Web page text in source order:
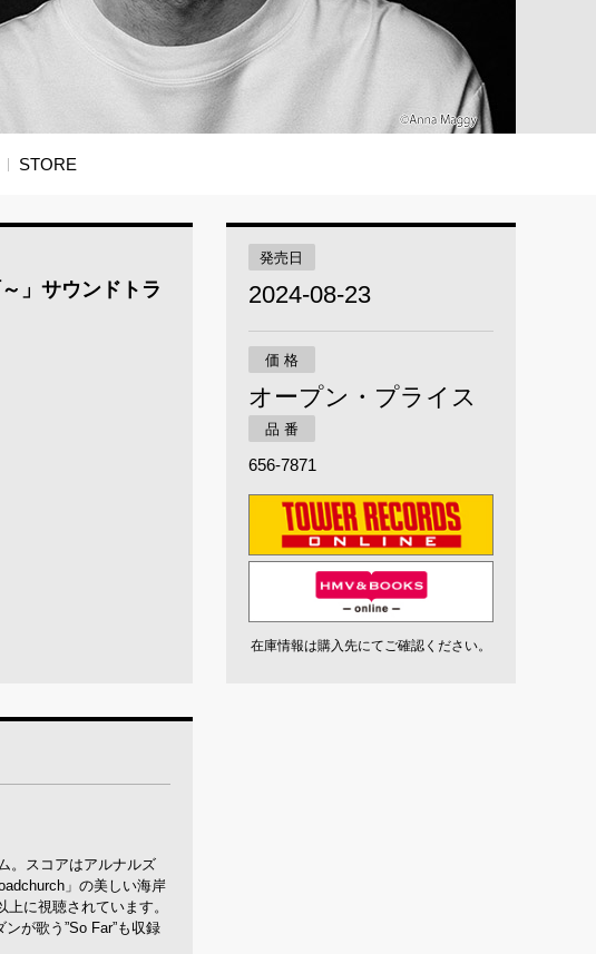
STORE
」サウンドトラ
。スコアはアルナルズ
」の美しい海岸
に視聴されています。
が歌う”So Far”も収録
発売日
2024-08-23
価 格
オープン・プライス
品 番
656-7871
在庫情報は購入先にてご確認ください。